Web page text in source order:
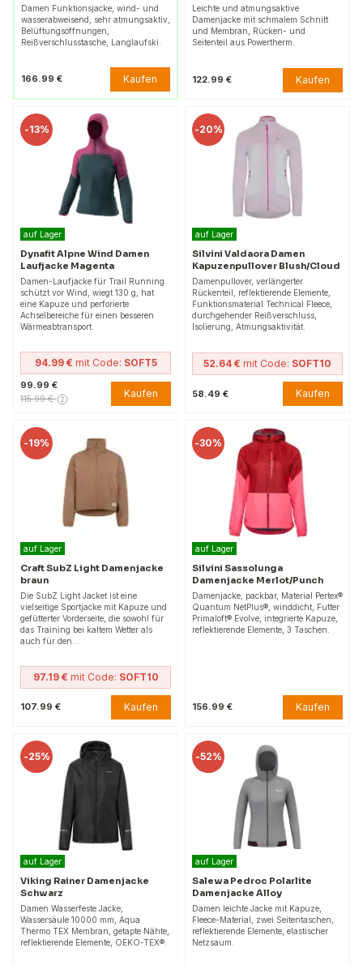
Damen Funktionsjacke, wind- und
wasserabweisend, sehr atmungsaktiv,
Belüftungsöffnungen,
Reißverschlusstasche, Langlaufski.
166.99 € Kaufen
Leichte und atmungsaktive
Damenjacke mit schmalem Schnitt
und Membran, Rücken- und
Seitenteil aus Powertherm.
122.99 € Kaufen
-13%
auf Lager
Dynafit Alpne Wind Damen
Laufjacke Magenta
Damen-Laufjacke für Trail Running
schützt vor Wind, wiegt 130 g, hat
eine Kapuze und perforierte
Achselbereiche für einen besseren
Wärmeabtransport.
94.99 € mit Code: SOFT5
99.99 €
115.99 € Kaufen
-20%
auf Lager
Silvini Valdaora Damen
Kapuzenpullover Blush/Cloud
Damenpullover, verlängerter
Rückenteil, reflektierende Elemente,
Funktionsmaterial Technical Fleece,
durchgehender Reißverschluss,
Isolierung, Atmungsaktivität.
52.64 € mit Code: SOFT10
58.49 € Kaufen
-19%
auf Lager
Craft SubZ Light Damenjacke
braun
Die SubZ Light Jacket ist eine
vielseitige Sportjacke mit Kapuze und
gefütterter Vorderseite, die sowohl für
das Training bei kaltem Wetter als
auch für den…
97.19 € mit Code: SOFT10
107.99 € Kaufen
-30%
auf Lager
Silvini Sassolunga
Damenjacke Merlot/Punch
Damenjacke, packbar, Material Pertex®
Quantum NetPlus®, winddicht, Futter
Primaloft® Evolve, integrierte Kapuze,
reflektierende Elemente, 3 Taschen.
156.99 € Kaufen
-25%
auf Lager
Viking Rainer Damenjacke
Schwarz
Damen Wasserfeste Jacke,
Wassersäule 10000 mm, Aqua
Thermo TEX Membran, getapte Nähte,
reflektierende Elemente, OEKO-TEX®.
-52%
auf Lager
Salewa Pedroc Polarlite
Damenjacke Alloy
Damen leichte Jacke mit Kapuze,
Fleece-Material, zwei Seitentaschen,
reflektierende Elemente, elastischer
Netzsaum.